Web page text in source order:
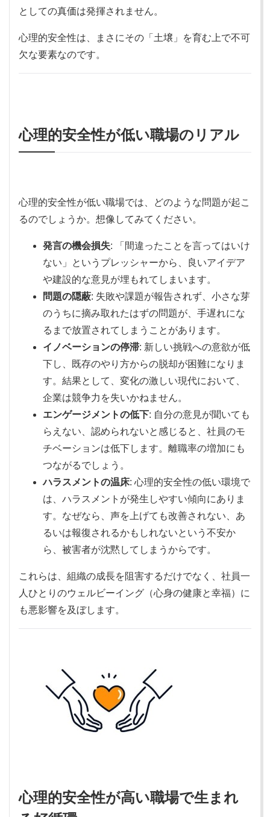
としての真価は発揮されません。
心理的安全性は、まさにその「土壌」を育む上で不可
欠な要素なのです。
心理的安全性が低い職場のリアル
心理的安全性が低い職場では、どのような問題が起こ
るのでしょうか。想像してみてください。
発言の機会損失: 「間違ったことを言ってはいけ
ない」というプレッシャーから、良いアイデア
や建設的な意見が埋もれてしまいます。
問題の隠蔽: 失敗や課題が報告されず、小さな芽
のうちに摘み取れたはずの問題が、手遅れにな
るまで放置されてしまうことがあります。
イノベーションの停滞: 新しい挑戦への意欲が低
下し、既存のやり方からの脱却が困難になりま
す。結果として、変化の激しい現代において、
企業は競争力を失いかねません。
エンゲージメントの低下: 自分の意見が聞いても
らえない、認められないと感じると、社員のモ
チベーションは低下します。離職率の増加にも
つながるでしょう。
ハラスメントの温床: 心理的安全性の低い環境で
は、ハラスメントが発生しやすい傾向にありま
す。なぜなら、声を上げても改善されない、あ
るいは報復されるかもしれないという不安か
ら、被害者が沈黙してしまうからです。
これらは、組織の成長を阻害するだけでなく、社員一
人ひとりのウェルビーイング（心身の健康と幸福）に
も悪影響を及ぼします。
心理的安全性が高い職場で生まれ